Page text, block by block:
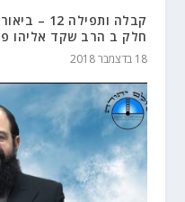
קבלה
חלק ב הרב שקד אליהו
18 בדצמבר 2018